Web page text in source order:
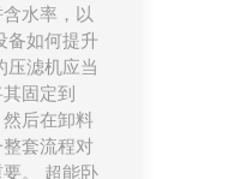
水率，以
备如何提升
压滤机应当
固定到
后在卸料
套流程对
。 超能卧